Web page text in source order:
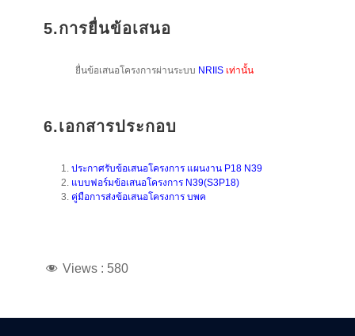
5.การยื่นข้อเสนอ
ยื่นข้อเสนอโครงการผ่านระบบ NRIIS เท่านั้น
6.เอกสารประกอบ
ประกาศรับข้อเสนอโครงการ แผนงาน P18 N39
แบบฟอร์มข้อเสนอโครงการ N39(S3P18)
คู่มือการส่งข้อเสนอโครงการ บพค
Views : 580